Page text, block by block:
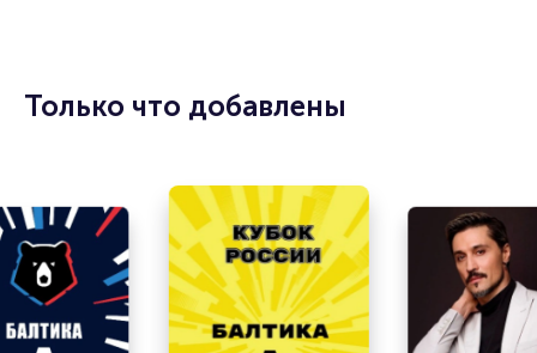
Только что добавлены